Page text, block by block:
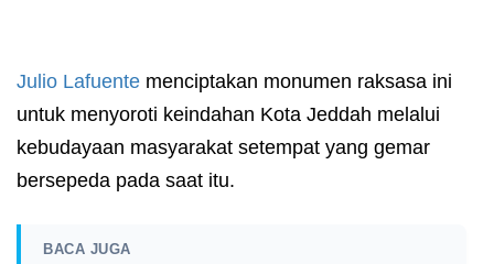
Julio Lafuente menciptakan monumen raksasa ini
untuk menyoroti keindahan Kota Jeddah melalui
kebudayaan masyarakat setempat yang gemar
bersepeda pada saat itu.
BACA JUGA